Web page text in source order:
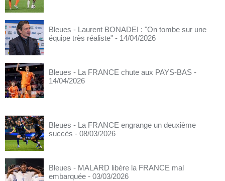
Bleues - Laurent BONADEI : "On tombe sur une
équipe très réaliste" - 14/04/2026
Bleues - La FRANCE chute aux PAYS-BAS -
14/04/2026
Bleues - La FRANCE engrange un deuxième
succès - 08/03/2026
Bleues - MALARD libère la FRANCE mal
embarquée - 03/03/2026